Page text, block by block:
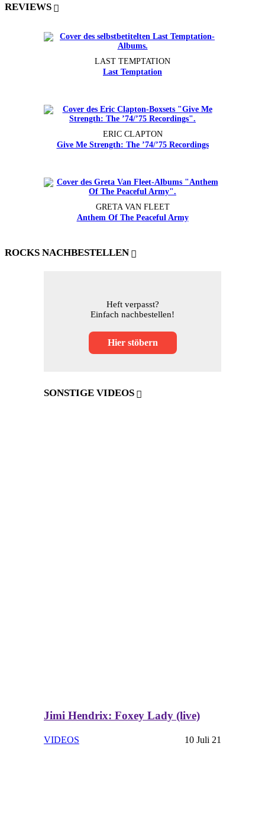
REVIEWS
LAST TEMPTATION
Last Temptation
ERIC CLAPTON
Give Me Strength: The ’74/’75 Recordings
GRETA VAN FLEET
Anthem Of The Peaceful Army
ROCKS NACHBESTELLEN
Heft verpasst?
Einfach nachbestellen!
Hier stöbern
SONSTIGE VIDEOS
Jimi Hendrix: Foxey Lady (live)
VIDEOS 10 Juli 21